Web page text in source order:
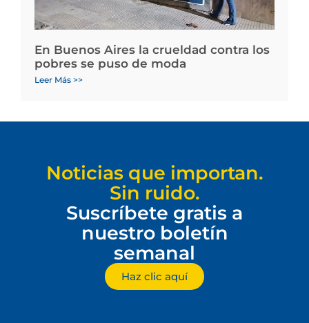
En Buenos Aires la crueldad contra los
pobres se puso de moda
Leer Más >>
Noticias que importan.
Sin ruido.
Suscríbete gratis a
nuestro boletín
semanal
Haz clic aquí